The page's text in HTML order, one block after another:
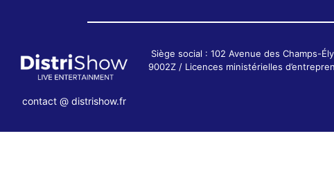
contact @ distrishow.fr
Siège social : 102 Avenue des Champs-
9002Z / Licences ministérielles